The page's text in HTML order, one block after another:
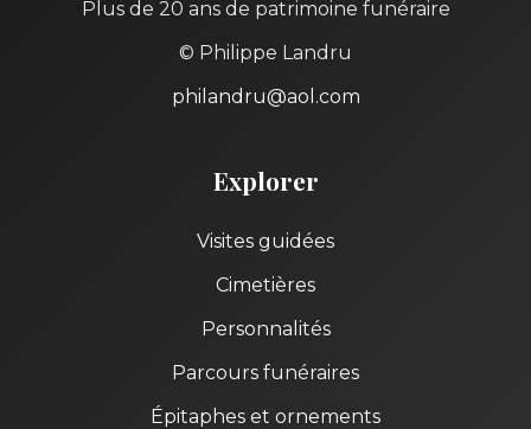
Plus de 20 ans de patrimoine funéraire
© Philippe Landru
philandru@aol.com
Explorer
Visites guidées
Cimetières
Personnalités
Parcours funéraires
Épitaphes et ornements